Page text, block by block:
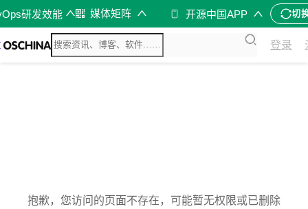
研发效能 媒体矩阵 开源中国APP 切
登录
抱歉，您访问的页面不存在，可能暂无权限或已删除